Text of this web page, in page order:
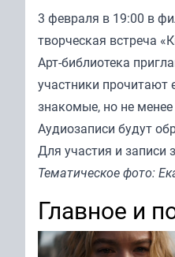
3 февраля в 19:00 в
творческая встреча
Арт-библиотека
участники прочитают
знакомые, но не
Аудиозаписи будут
Для участия и записи
Тематическое фото:
Главное и